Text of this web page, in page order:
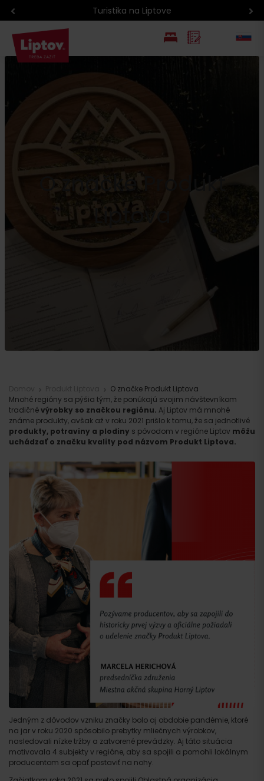
Turistika na Liptove
O značke Produkt
Liptova
O značke Produkt Liptova
Mnohé regióny sa pýšia tým, že ponúkajú svojim návštevníkom
tradičnévýrobky so značkou regiónu. Aj Liptov má mnohé
známe produkty, avšak až v roku 2021 prišlo k tomu, že sa jednotlivé
produkty, potraviny a plodiny s pôvodom v regióne Liptov môžu
uchádzať o značku kvality pod názvom Produkt Liptova.
Jedným z dôvodov vzniku značky bolo aj obdobie pandémie, ktoré
na jar v roku 2020 spôsobilo prebytky mliečnych výrobkov,
nasledovali nízke tržby a zatvorené prevádzky. Aj táto situácia
motivovala 4 subjekty v regióne, aby sa spojili a pomohli lokálnym
producentom sa opäť postaviť na nohy.